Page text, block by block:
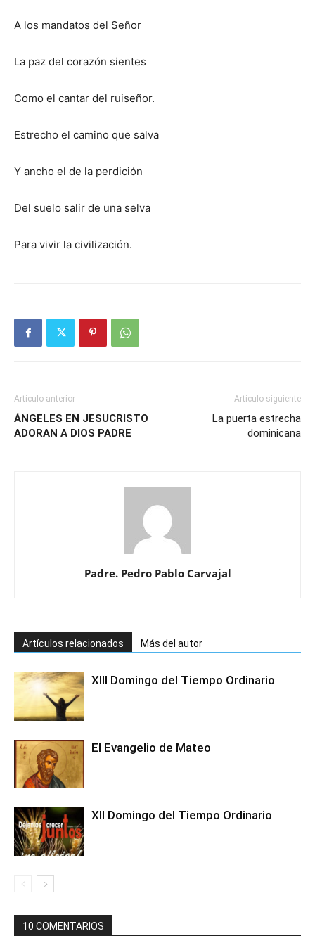
A los mandatos del Señor
La paz del corazón sientes
Como el cantar del ruiseñor.
Estrecho el camino que salva
Y ancho el de la perdición
Del suelo salir de una selva
Para vivir la civilización.
Artículo anterior
ÁNGELES EN JESUCRISTO
ADORAN A DIOS PADRE
Artículo siguiente
La puerta estrecha
dominicana
Padre. Pedro Pablo Carvajal
Artículos relacionados Más del autor
XIII Domingo del Tiempo Ordinario
El Evangelio de Mateo
XII Domingo del Tiempo Ordinario
10 COMENTARIOS